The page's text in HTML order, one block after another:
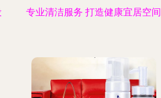
专业清洁服务 打造健康宜居空间